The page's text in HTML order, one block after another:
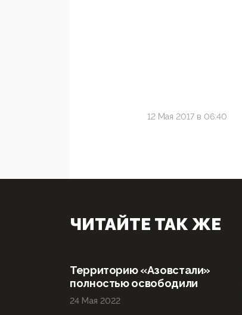
12 Мая 2017 в 06:40
ЧИТАЙТЕ ТАК ЖЕ
Территорию «Азовстали»
полностью освободили
24 Мая 2022